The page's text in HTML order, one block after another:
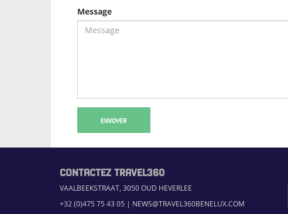
Message
ENVOYER
CONTACTEZ TRAVEL360
VAALBEEKSTRAAT, 3050 OUD HEVERLEE
+32 (0)475 75 43 05 | NEWS@TRAVEL360BENELUX.COM